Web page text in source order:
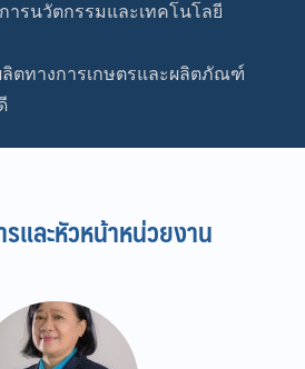
ารนวัตกรรมและเทคโนโลยี
ตทางการเกษตรและผลิตภัณฑ์
และหัวหน้าหน่วยงาน